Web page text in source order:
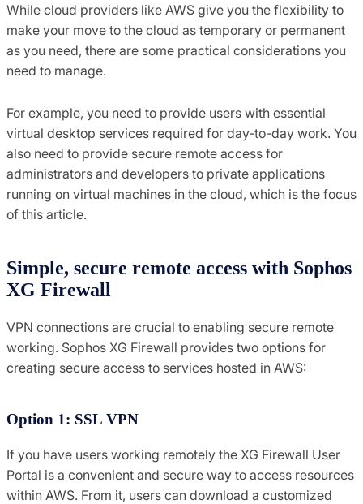
While cloud providers like AWS give you the flexibility to
make your move to the cloud as temporary or permanent
as you need, there are some practical considerations you
need to manage.
For example, you need to provide users with essential
virtual desktop services required for day-to-day work. You
also need to provide secure remote access for
administrators and developers to private applications
running on virtual machines in the cloud, which is the focus
of this article.
Simple, secure remote access with Sophos
XG Firewall
VPN connections are crucial to enabling secure remote
working. Sophos XG Firewall provides two options for
creating secure access to services hosted in AWS:
Option 1: SSL VPN
If you have users working remotely the XG Firewall User
Portal is a convenient and secure way to access resources
within AWS. From it, users can download a customized